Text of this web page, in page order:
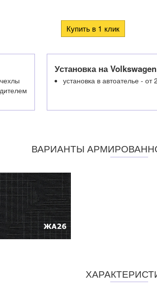
Установка на
установка в автоателье - от
ВАРИАНТЫ